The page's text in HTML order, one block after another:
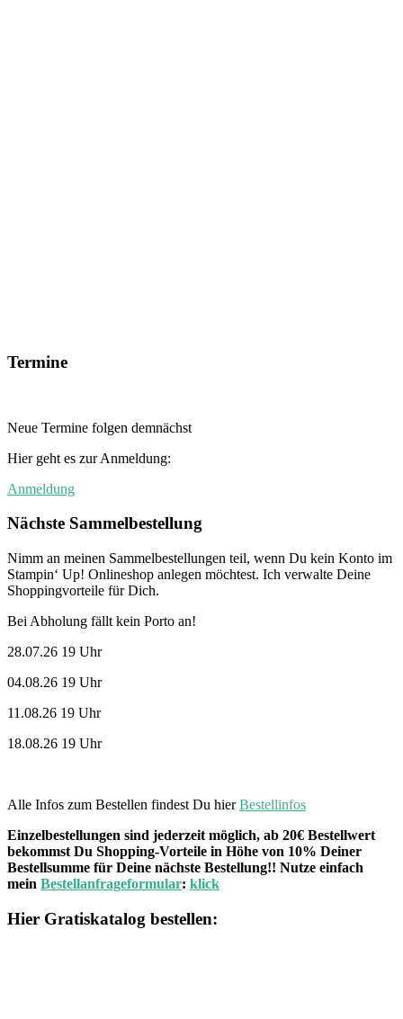
Termine
Neue Termine folgen demnächst
Hier geht es zur Anmeldung:
Anmeldung
Nächste Sammelbestellung
Nimm an meinen Sammelbestellungen teil, wenn Du kein Konto im
Stampin‘ Up! Onlineshop anlegen möchtest. Ich verwalte Deine
Shoppingvorteile für Dich.
Bei Abholung fällt kein Porto an!
28.07.26 19 Uhr
04.08.26 19 Uhr
11.08.26 19 Uhr
18.08.26 19 Uhr
Alle Infos zum Bestellen findest Du hierBestellinfos
Einzelbestellungen sind jederzeit möglich, ab 20€ Bestellwert
bekommst Du Shopping-Vorteile in Höhe von 10% Deiner
Bestellsumme für Deine nächste Bestellung!! Nutze einfach
mein Bestellanfrageformular: klick
Hier Gratiskatalog bestellen: